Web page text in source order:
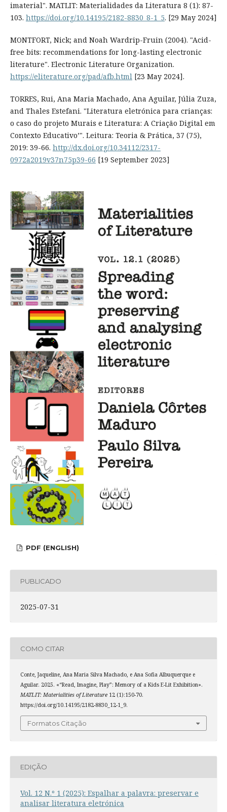
imaterial". MATLIT: Materialidades da Literatura 8 (1): 87-
103. https://doi.org/10.14195/2182-8830_8-1_5. [29 May 2024]
MONTFORT, Nick; and Noah Wardrip-Fruin (2004). "Acid-
free bits: recommendations for long-lasting electronic
literature". Electronic Literature Organization.
https://eliterature.org/pad/afb.html[23 May 2024].
TORRES, Rui, Ana Maria Machado, Ana Aguilar, Júlia Zuza,
and Thales Estefani. "Literatura eletrónica para crianças:
o caso do projeto Murais e Literatura: A Criação Digital em
Contexto Educativo’". Leitura: Teoria & Prática, 37 (75),
2019: 39-66. http://dx.doi.org/10.34112/2317-
0972a2019v37n75p39-66 [19 September 2023]
PDF (ENGLISH)
PUBLICADO
2025-07-31
COMO CITAR
Conte, Jaqueline, Ana Maria Silva Machado, e Ana Sofia Albuquerque e
Aguilar. 2025. «“Read, Imagine, Play”: Memory of a Kids E-Lit Exhibition».
MATLIT: Materialities of Literature12 (1):150-70.
https://doi.org/10.14195/2182-8830_12-1_9.
Formatos Citação
EDIÇÃO
Vol. 12 N.º 1 (2025): Espalhar a palavra: preservar e
analisar literatura eletrónica